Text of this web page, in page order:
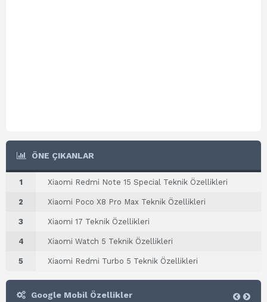
ÖNE ÇIKANLAR
1 Xiaomi Redmi Note 15 Special Teknik Özellikleri
2 Xiaomi Poco X8 Pro Max Teknik Özellikleri
3 Xiaomi 17 Teknik Özellikleri
4 Xiaomi Watch 5 Teknik Özellikleri
5 Xiaomi Redmi Turbo 5 Teknik Özellikleri
Google Mobil Özellikler